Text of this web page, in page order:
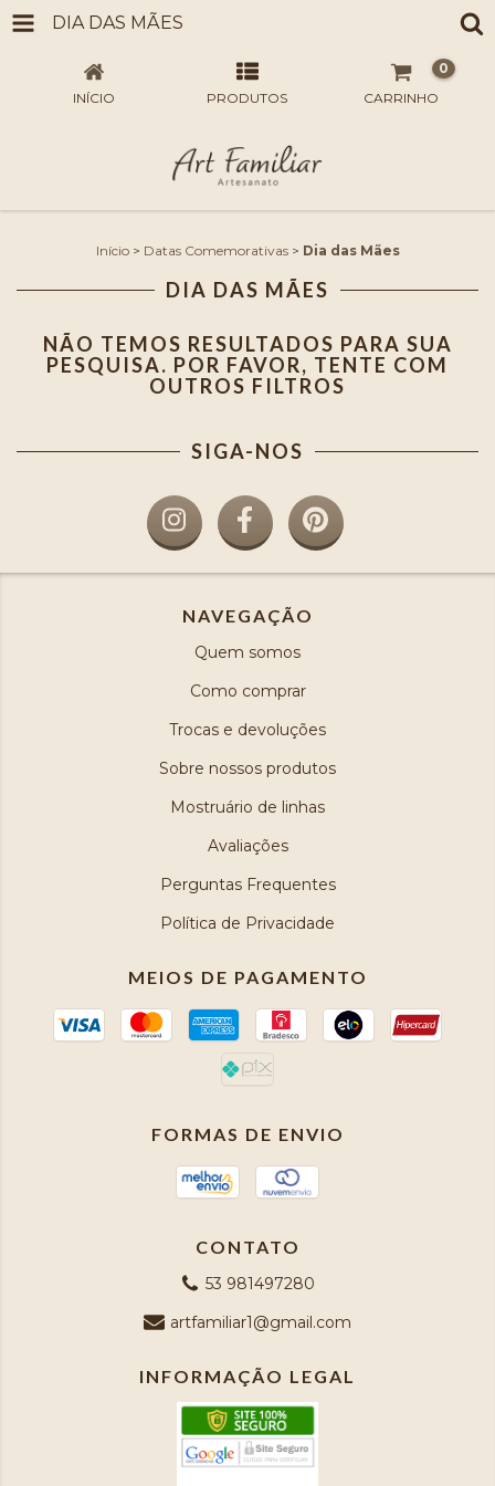
DIA DAS MÃES
INÍCIO PRODUTOS CARRINHO
0
Início > Datas Comemorativas > Dia das Mães
DIA DAS MÃES
NÃO TEMOS RESULTADOS PARA SUA
PESQUISA. POR FAVOR, TENTE COM
OUTROS FILTROS
SIGA-NOS
NAVEGAÇÃO
Quem somos
Como comprar
Trocas e devoluções
Sobre nossos produtos
Mostruário de linhas
Avaliações
Perguntas Frequentes
Política de Privacidade
MEIOS DE PAGAMENTO
FORMAS DE ENVIO
CONTATO
53 981497280
artfamiliar1@gmail.com
INFORMAÇÃO LEGAL